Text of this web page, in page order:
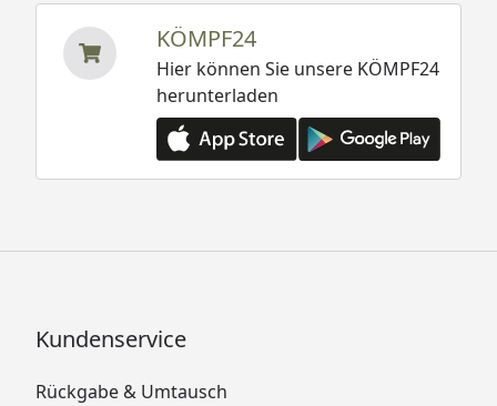
KÖMPF24
Hier können Sie unsere KÖMPF24
herunterladen
Kundenservice
Rückgabe & Umtausch